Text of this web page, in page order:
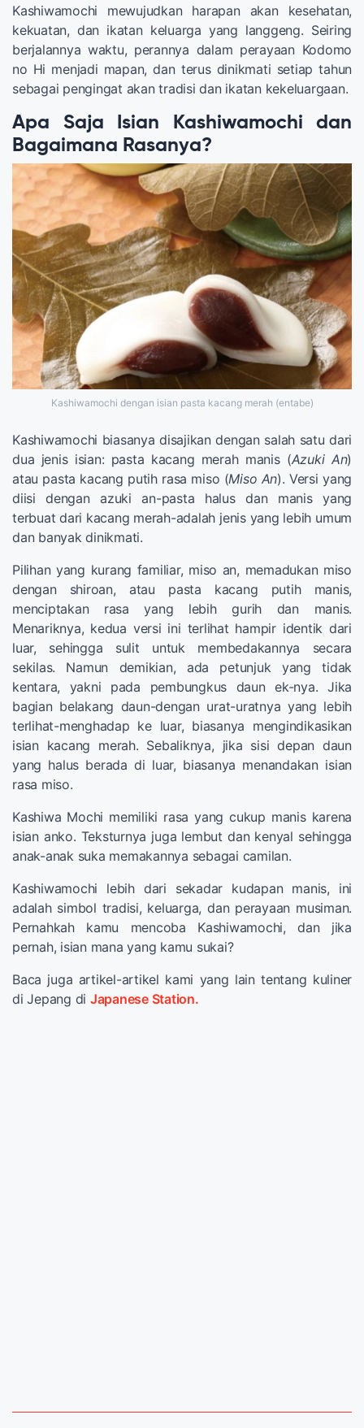
Kashiwamochi mewujudkan harapan akan kesehatan,
kekuatan, dan ikatan keluarga yang langgeng. Seiring
berjalannya waktu, perannya dalam perayaan Kodomo
no Hi menjadi mapan, dan terus dinikmati setiap tahun
sebagai pengingat akan tradisi dan ikatan kekeluargaan.
Apa Saja Isian Kashiwamochi dan
Bagaimana Rasanya?
Kashiwamochi dengan isian pasta kacang merah (entabe)
Kashiwamochi biasanya disajikan dengan salah satu dari
dua jenis isian: pasta kacang merah manis (Azuki An)
atau pasta kacang putih rasa miso (Miso An). Versi yang
diisi dengan azuki an-pasta halus dan manis yang
terbuat dari kacang merah-adalah jenis yang lebih umum
dan banyak dinikmati.
Pilihan yang kurang familiar, miso an, memadukan miso
dengan shiroan, atau pasta kacang putih manis,
menciptakan rasa yang lebih gurih dan manis.
Menariknya, kedua versi ini terlihat hampir identik dari
luar, sehingga sulit untuk membedakannya secara
sekilas. Namun demikian, ada petunjuk yang tidak
kentara, yakni pada pembungkus daun ek-nya. Jika
bagian belakang daun-dengan urat-uratnya yang lebih
terlihat-menghadap ke luar, biasanya mengindikasikan
isian kacang merah. Sebaliknya, jika sisi depan daun
yang halus berada di luar, biasanya menandakan isian
rasa miso.
Kashiwa Mochi memiliki rasa yang cukup manis karena
isian anko. Teksturnya juga lembut dan kenyal sehingga
anak-anak suka memakannya sebagai camilan.
Kashiwamochi lebih dari sekadar kudapan manis, ini
adalah simbol tradisi, keluarga, dan perayaan musiman.
Pernahkah kamu mencoba Kashiwamochi, dan jika
pernah, isian mana yang kamu sukai?
Baca juga artikel-artikel kami yang lain tentang kuliner
di Jepang di Japanese Station.